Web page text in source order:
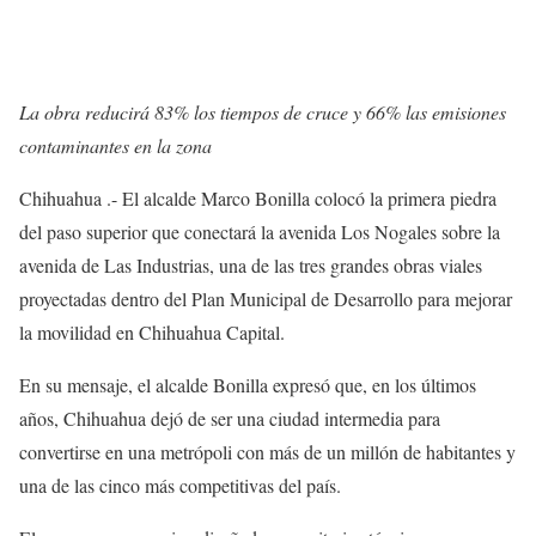
La obra reducirá 83% los tiempos de cruce y 66% las emisiones
contaminantes en la zona
Chihuahua .- El alcalde Marco Bonilla colocó la primera piedra
del paso superior que conectará la avenida Los Nogales sobre la
avenida de Las Industrias, una de las tres grandes obras viales
proyectadas dentro del Plan Municipal de Desarrollo para mejorar
la movilidad en Chihuahua Capital.
En su mensaje, el alcalde Bonilla expresó que, en los últimos
años, Chihuahua dejó de ser una ciudad intermedia para
convertirse en una metrópoli con más de un millón de habitantes y
una de las cinco más competitivas del país.